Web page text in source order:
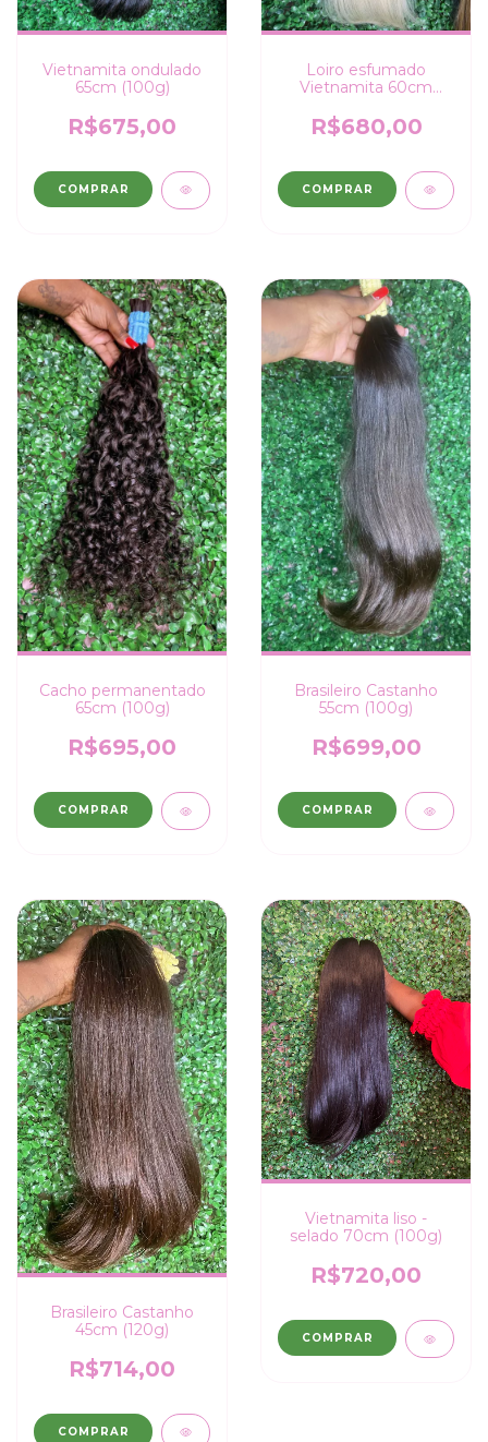
Vietnamita ondulado
65cm (100g)
R$675,00
COMPRAR
Loiro esfumado
Vietnamita 60cm
R$680,00
COMPRAR
Cacho permanentado
65cm (100g)
R$695,00
COMPRAR
Brasileiro Castanho
55cm (100g)
R$699,00
COMPRAR
Brasileiro Castanho
45cm (120g)
R$714,00
COMPRAR
Vietnamita liso -
selado 70cm (100g)
R$720,00
COMPRAR